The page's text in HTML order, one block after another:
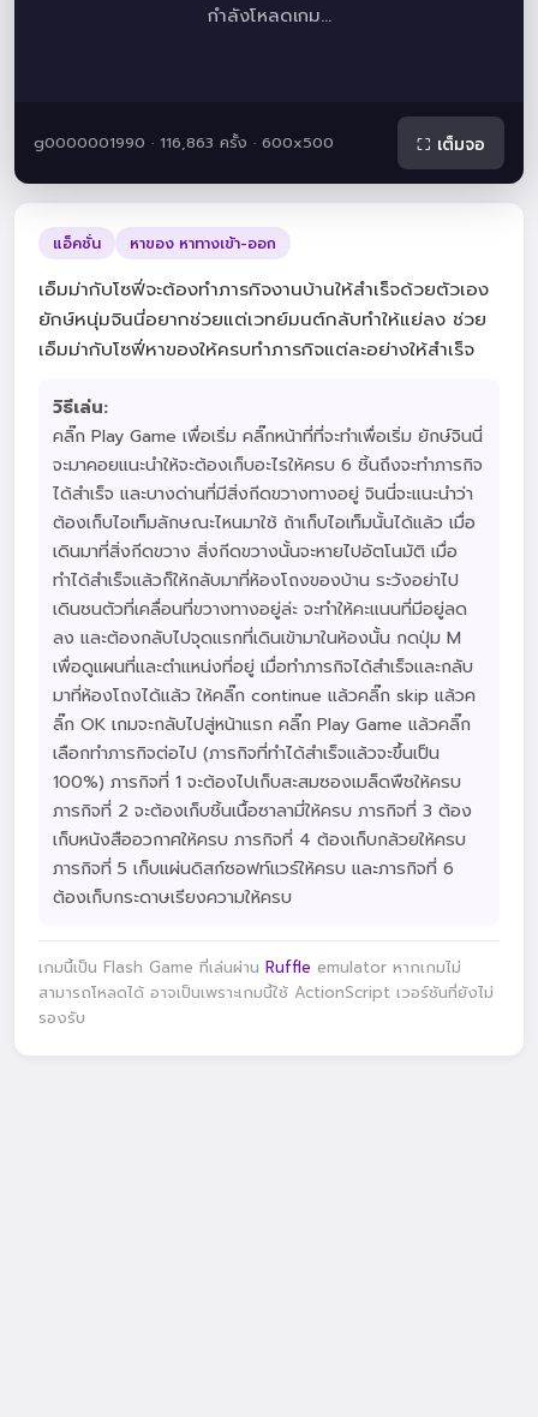
กำลังโหลดเกม...
g0000001990 · 116,863 ครั้ง · 600x500 ⛶ เต็มจอ
แอ็คชั่น หาของ หาทางเข้า-ออก
เอ็มม่ากับโซฟี่จะต้องทำภารกิจงานบ้านให้สำเร็จด้วยตัวเอง
ยักษ์หนุ่มจินนี่อยากช่วยแต่เวทย์มนต์กลับทำให้แย่ลง ช่วย
เอ็มม่ากับโซฟี่หาของให้ครบทำภารกิจแต่ละอย่างให้สำเร็จ
วิธีเล่น:
คลิ๊ก Play Game เพื่อเริ่ม คลิ๊กหน้าที่ที่จะทำเพื่อเริ่ม ยักษ์จินนี่
จะมาคอยแนะนำให้จะต้องเก็บอะไรให้ครบ 6 ชิ้นถึงจะทำภารกิจ
ได้สำเร็จ และบางด่านที่มีสิ่งกีดขวางทางอยู่ จินนี่จะแนะนำว่า
ต้องเก็บไอเท็มลักษณะไหนมาใช้ ถ้าเก็บไอเท็มนั้นได้แล้ว เมื่อ
เดินมาที่สิ่งกีดขวาง สิ่งกีดขวางนั้นจะหายไปอัตโนมัติ เมื่อ
ทำได้สำเร็จแล้วก็ให้กลับมาที่ห้องโถงของบ้าน ระวังอย่าไป
เดินชนตัวที่เคลื่อนที่ขวางทางอยู่ล่ะ จะทำให้คะแนนที่มีอยู่ลด
ลง และต้องกลับไปจุดแรกที่เดินเข้ามาในห้องนั้น กดปุ่ม M
เพื่อดูแผนที่และตำแหน่งที่อยู่ เมื่อทำภารกิจได้สำเร็จและกลับ
มาที่ห้องโถงได้แล้ว ให้คลิ๊ก continue แล้วคลิ๊ก skip แล้วค
ลิ๊ก OK เกมจะกลับไปสู่หน้าแรก คลิ๊ก Play Game แล้วคลิ๊ก
เลือกทำภารกิจต่อไป (ภารกิจที่ทำได้สำเร็จแล้วจะขึ้นเป็น
100%) ภารกิจที่ 1 จะต้องไปเก็บสะสมซองเมล็ดพืชให้ครบ
ภารกิจที่ 2 จะต้องเก็บชิ้นเนื้อซาลามี่ให้ครบ ภารกิจที่ 3 ต้อง
เก็บหนังสืออวกาศให้ครบ ภารกิจที่ 4 ต้องเก็บกล้วยให้ครบ
ภารกิจที่ 5 เก็บแผ่นดิสก์ซอฟท์แวร์ให้ครบ และภารกิจที่ 6
ต้องเก็บกระดาษเรียงความให้ครบ
เกมนี้เป็น Flash Game ที่เล่นผ่าน Ruffle emulator หากเกมไม่
สามารถโหลดได้ อาจเป็นเพราะเกมนี้ใช้ ActionScript เวอร์ชันที่ยังไม่
รองรับ